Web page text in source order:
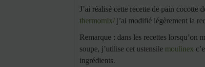
J’ai réalisé cette recette de pain cocotte
thermomix/ j’ai modifié légèrement la
Remarque : dans les recettes lorsqu’on
soupe, j’utilise cet ustensile moulinex
ingrédients.